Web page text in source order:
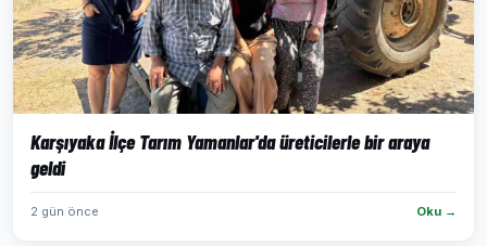
Karşıyaka İlçe Tarım Yamanlar'da üreticilerle bir araya
geldi
2 gün önce Oku →